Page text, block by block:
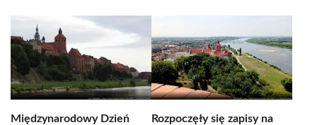
Międzynarodowy Dzień
Rozpoczęły się zapisy na